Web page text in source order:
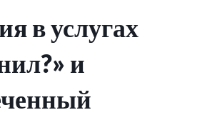
в услугах
и